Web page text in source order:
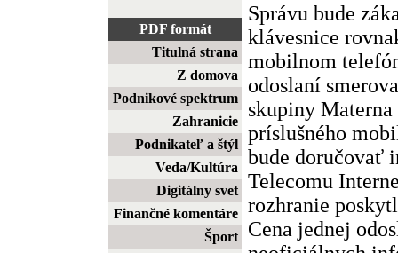
PDF formát
Titulná strana
Z domova
Podnikové spektrum
Zahranicie
Podnikateľ a štýl
Veda/Kultúra
Digitálny svet
Finančné komentáre
Šport
Správu bude
klávesnice
mobilnom
odoslaní
skupiny
príslušného
bude doručovať
Telecomu
rozhranie
Cena jednej